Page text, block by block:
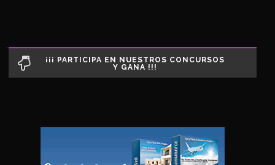
¡¡¡ PARTICIPA EN NUESTROS CONCURSOS
Y GANA !!!